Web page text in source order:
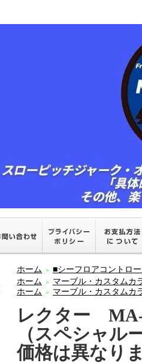
ホーム ＞ ■シーフロアコントロ
ホーム
＞
マーブル・カスタムカ
ホーム
＞ マーブル・カスタムカ
レクター MA-
（スペシャ
価格は異なり